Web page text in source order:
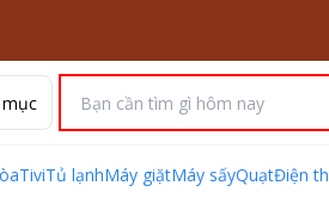
TiviTủ lạnhMáy giặtMáy sấyQuạtĐiện